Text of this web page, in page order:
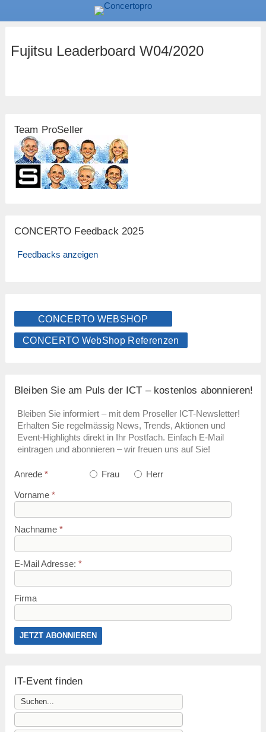
Fujitsu Leaderboard W04/2020
Team ProSeller
CONCERTO Feedback 2025
Feedbacks anzeigen
CONCERTO WEBSHOP
CONCERTO WebShop Referenzen
Bleiben Sie am Puls der ICT – kostenlos abonnieren!
Bleiben Sie informiert – mit dem Proseller ICT-Newsletter!
Erhalten Sie regelmässig News, Trends, Aktionen und
Event-Highlights direkt in Ihr Postfach. Einfach E-Mail
eintragen und abonnieren – wir freuen uns auf Sie!
Anrede * Frau Herr
Vorname *
Nachname *
E-Mail Adresse: *
Firma
IT-Event finden